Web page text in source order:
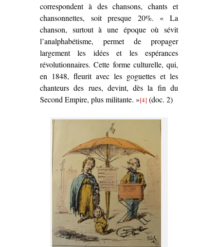
correspondent à des chansons, chants et
chansonnettes, soit presque 20%. « La
chanson, surtout à une époque où sévit
l’analphabétisme, permet de propager
largement les idées et les espérances
révolutionnaires. Cette forme culturelle, qui,
en 1848, fleurit avec les goguettes et les
chanteurs des rues, devint, dès la fin du
Second Empire, plus militante. »[4] (doc. 2)